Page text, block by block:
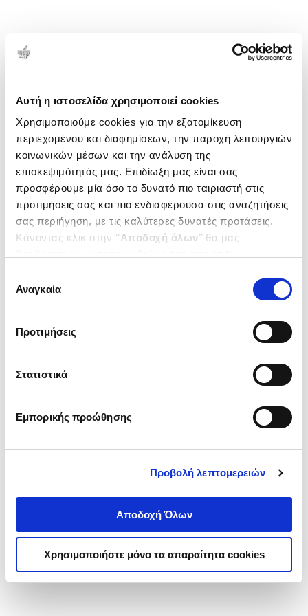
Αυτή η ιστοσελίδα χρησιμοποιεί cookies
Χρησιμοποιούμε cookies για την εξατομίκευση
περιεχομένου και διαφημίσεων, την παροχή λειτουργιών
κοινωνικών μέσων και την ανάλυση της
επισκεψιμότητάς μας. Επιδίωξη μας είναι σας
προσφέρουμε μία όσο το δυνατό πιο ταιριαστή στις
προτιμήσεις σας και πιο ενδιαφέρουσα στις αναζητήσεις
σας περιήγηση, με τις καλύτερες δυνατές προτάσεις.
Κάνοντας κλικ στην ‘’Αποδοχή όλων’’ θα μας
ενδιαφέρουν και να επιλέξετε από τα παρακάτω με την
΄΄και να ενημερωθείτε σχετικά με
συγκατάθεσης
Αναγκαία
Προτιμήσεις
Στατιστικά
Εμπορικής προώθησης
Προβολή λεπτομερειών
Αποδοχή Όλων
Χρησιμοποιήστε μόνο τα απαραίτητα cookies